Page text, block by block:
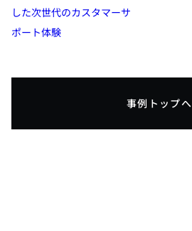
した次世代のカスタマーサ
ポート体験
事例トップへ